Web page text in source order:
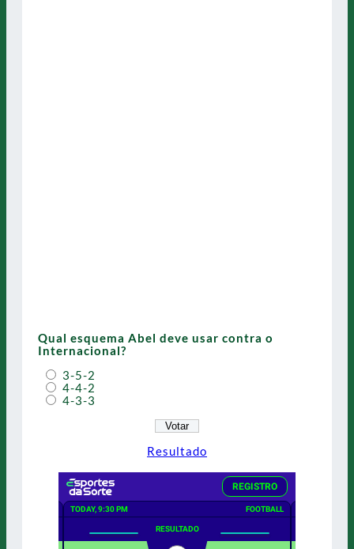
Qual esquema Abel deve usar contra o
Internacional?
3-5-2
4-4-2
4-3-3
Resultado